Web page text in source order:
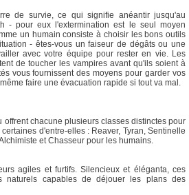
de survie, ce qui signifie anéantir jusqu'au
- pour eux l'extermination est le seul moyen
un humain consiste à choisir les bons outils
- êtes-vous un faiseur de dégâts ou une
avec votre équipe pour rester en vie. Les
de toucher les vampires avant qu'ils soient à
vous fournissent des moyens pour garder vos
faire une évacuation rapide si tout va mal.
offrent chacune plusieurs classes distinctes pour
d'entre-elles : Reaver, Tyran, Sentinelle
et Chasseur pour les humains.
agiles et furtifs. Silencieux et éléganta, ces
naturels capables de déjouer les plans des